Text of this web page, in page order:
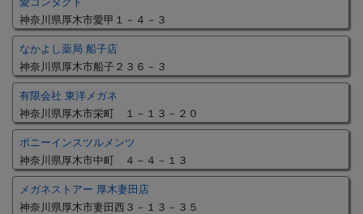
神奈川県厚木市愛甲１－４－３
なかよし薬局 船子店
神奈川県厚木市船子２３６－３
有限会社 東洋メガネ
神奈川県厚木市栄町 １－１３－２０
ポニーインスツルメンツ
神奈川県厚木市中町 ４－４－１３
メガネストアー 厚木妻田店
神奈川県厚木市妻田西３－１３－３５